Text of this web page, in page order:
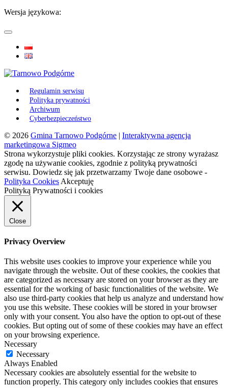
Wersja językowa:
Regulamin serwisu
Polityka prywatności
Archiwum
Cyberbezpieczeństwo
© 2026 Gmina Tarnowo Podgórne | Interaktywna agencja
marketingowa Sigmeo
Strona wykorzystuje pliki cookies. Korzystając ze strony wyrażasz
zgodę na używanie cookies, zgodnie z polityką prywatności
serwisu. Dowiedz się jak przetwarzamy Twoje dane osobowe -
Polityka Cookies Akceptuję
Polityką Prywatności i cookies
Close
Privacy Overview
This website uses cookies to improve your experience while you
navigate through the website. Out of these cookies, the cookies that
are categorized as necessary are stored on your browser as they are
essential for the working of basic functionalities of the website. We
also use third-party cookies that help us analyze and understand how
you use this website. These cookies will be stored in your browser
only with your consent. You also have the option to opt-out of these
cookies. But opting out of some of these cookies may have an effect
on your browsing experience.
Necessary
Necessary
Always Enabled
Necessary cookies are absolutely essential for the website to
function properly. This category only includes cookies that ensures